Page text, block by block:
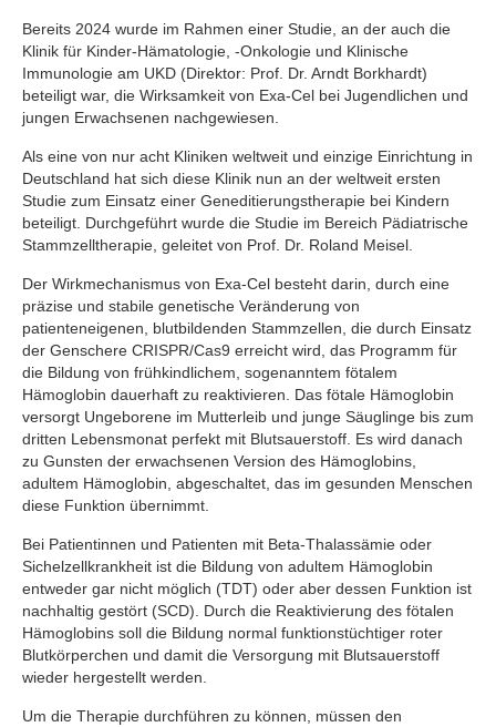
Bereits 2024 wurde im Rahmen einer Studie, an der auch die
Klinik für Kinder-Hämatologie, -Onkologie und Klinische
Immunologie am UKD (Direktor: Prof. Dr. Arndt Borkhardt)
beteiligt war, die Wirksamkeit von Exa-Cel bei Jugendlichen und
jungen Erwachsenen nachgewiesen.
Als eine von nur acht Kliniken weltweit und einzige Einrichtung in
Deutschland hat sich diese Klinik nun an der weltweit ersten
Studie zum Einsatz einer Geneditierungstherapie bei Kindern
beteiligt. Durchgeführt wurde die Studie im Bereich Pädiatrische
Stammzelltherapie, geleitet von Prof. Dr. Roland Meisel.
Der Wirkmechanismus von Exa-Cel besteht darin, durch eine
präzise und stabile genetische Veränderung von
patienteneigenen, blutbildenden Stammzellen, die durch Einsatz
der Genschere CRISPR/Cas9 erreicht wird, das Programm für
die Bildung von frühkindlichem, sogenanntem fötalem
Hämoglobin dauerhaft zu reaktivieren. Das fötale Hämoglobin
versorgt Ungeborene im Mutterleib und junge Säuglinge bis zum
dritten Lebensmonat perfekt mit Blutsauerstoff. Es wird danach
zu Gunsten der erwachsenen Version des Hämoglobins,
adultem Hämoglobin, abgeschaltet, das im gesunden Menschen
diese Funktion übernimmt.
Bei Patientinnen und Patienten mit Beta-Thalassämie oder
Sichelzellkrankheit ist die Bildung von adultem Hämoglobin
entweder gar nicht möglich (TDT) oder aber dessen Funktion ist
nachhaltig gestört (SCD). Durch die Reaktivierung des fötalen
Hämoglobins soll die Bildung normal funktionstüchtiger roter
Blutkörperchen und damit die Versorgung mit Blutsauerstoff
wieder hergestellt werden.
Um die Therapie durchführen zu können, müssen den